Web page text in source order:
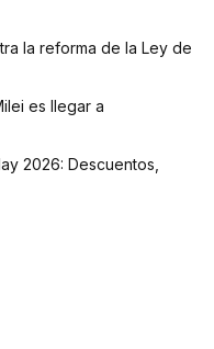
la reforma de la Ley de
es llegar a
2026: Descuentos,